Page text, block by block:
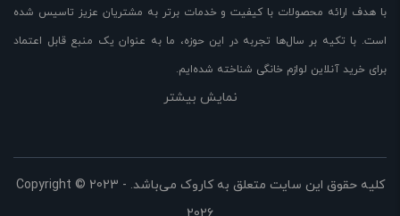
با هدف ارائه محصولات با کیفیت و خدمات برتر به مشتریان عزیز تاسیس شده
است. با تکیه بر سال‌ها تجربه در این حوزه، ما به عنوان یک منبع قابل اعتماد
برای خرید آنلاین لوازم خانگی شناخته شده‌ایم.
در وبسایت کاروک، مجموعه‌ای بزرگ از لوازم خانگی با کیفیت بالا را با قیمت مناسب
فروشگاه ما می‌توان به لوازم آشپزخانه، لوازم برقی، لوازم خوراکی، لوازم تهویه و
سرمایش، لوازم خانه و دکوراسیون و بسیاری از محصولات دیگر اشاره کرد.
ما با همت و تلاش برای ارائه بهترین تجربه خرید آنلاین، بر رضایت مشتریانمان
نمایش بیشتر
کلیه حقوق این سایت متعلق به کاروک می‌باشد. Copyright © 2023 -